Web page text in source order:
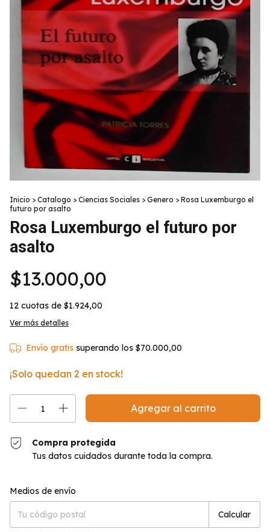
Inicio > Catalogo > Ciencias Sociales > Genero > Rosa Luxemburgo el
futuro por asalto
Rosa Luxemburgo el futuro por
asalto
$13.000,00
12 cuotas de $1.924,00
Ver más detalles
Envío gratis superando los $70.000,00
¡Solo quedan 2 en stock!
Compra protegida
Tus datos cuidados durante toda la compra.
Entregas para el CP:
Medios de envío
Calcular